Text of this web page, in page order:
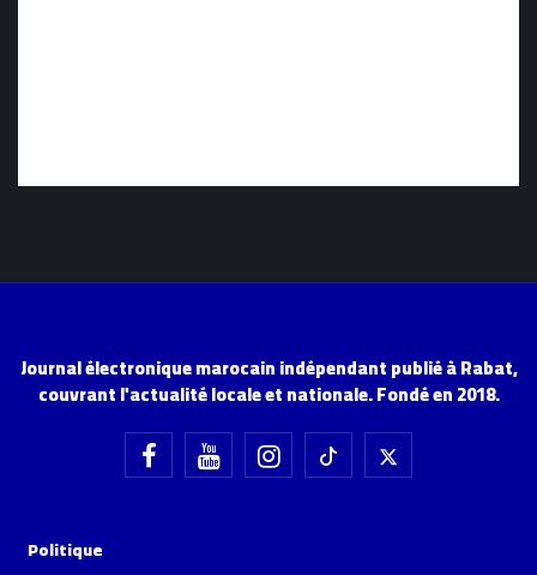
Journal électronique marocain indépendant publié à Rabat,
couvrant l'actualité locale et nationale. Fondé en 2018.
Politique